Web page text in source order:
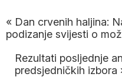
« Dan crvenih haljina:
podizanje svijesti o
Rezultati posljednje
predsjedničkih izbora